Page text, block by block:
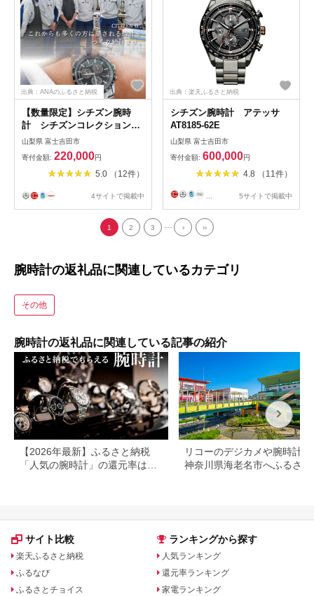
出典：ANAのふるさと納税
【数量限定】シチズン腕時
計 シチズンコレクション
CB5874-90E
山梨県 富士吉田市
寄付金額: 220,000円
5.0 （12件）
4サイトで掲載中
出典：楽天ふるさと納税
シチズン腕時計 アテッサ
AT8185-62E
山梨県 富士吉田市
寄付金額: 600,000円
4.8 （11件）
5サイトで掲載中
1 2 3 › ››
腕時計の返礼品に関連しているカテゴリ
その他
腕時計の返礼品に関連している記事の紹介
【2026年最新】ふるさと納税
「人気の腕時計」の還元率は？
リコーのデジカメや腕時計な
神奈川県海老名市へふるさと
サイト比較
楽天ふるさと納税
ふるなび
ふるさとチョイス
ランキングから探す
人気ランキング
還元率ランキング
家電ランキング